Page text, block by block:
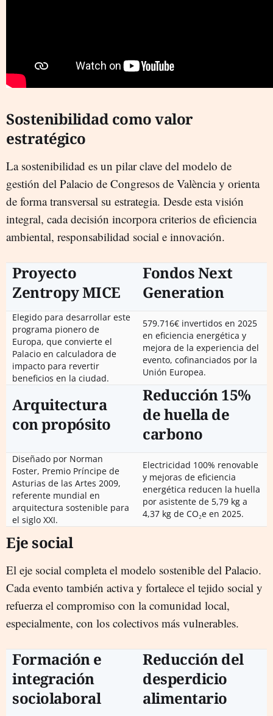
Sostenibilidad como valor
estratégico
La sostenibilidad es un pilar clave del modelo de
gestión del Palacio de Congresos de València y orienta
de forma transversal su estrategia. Desde esta visión
integral, cada decisión incorpora criterios de eficiencia
ambiental, responsabilidad social e innovación.
Proyecto
Zentropy MICE
Fondos Next
Generation
Elegido para desarrollar este
programa pionero de
Europa, que convierte el
Palacio en calculadora de
impacto para revertir
beneficios en la ciudad.
579.716€ invertidos en 2025
en eficiencia energética y
mejora de la experiencia del
evento, cofinanciados por la
Unión Europea.
Arquitectura
con propósito
Reducción 15%
de huella de
carbono
Diseñado por Norman
Foster, Premio Príncipe de
Asturias de las Artes 2009,
referente mundial en
arquitectura sostenible para
el siglo XXI.
Electricidad 100% renovable
y mejoras de eficiencia
energética reducen la huella
por asistente de 5,79 kg a
4,37 kg de CO₂e en 2025.
Eje social
El eje social completa el modelo sostenible del Palacio.
Cada evento también activa y fortalece el tejido social y
refuerza el compromiso con la comunidad local,
especialmente, con los colectivos más vulnerables.
Formación e
integración
sociolaboral
Reducción del
desperdicio
alimentario